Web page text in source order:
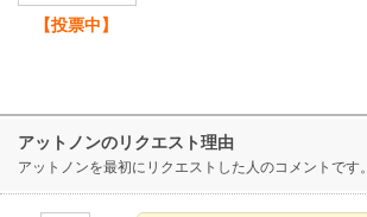
【投票中】
アットノンのリクエスト理由
アットノンを最初にリクエストした人のコメントです。